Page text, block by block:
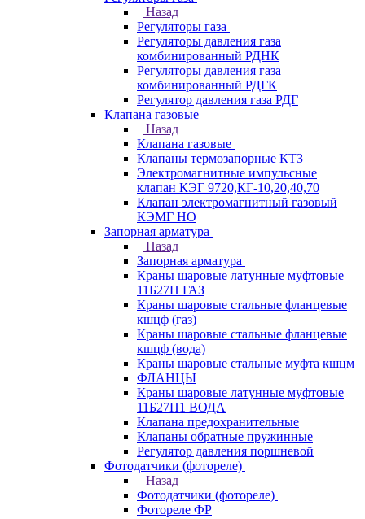
Назад
Регуляторы газа
Регуляторы давления газа
комбинированный РДНК
Регуляторы давления газа
комбинированный РДГК
Регулятор давления газа РДГ
Клапана газовые
Назад
Клапана газовые
Клапаны термозапорные КТЗ
Электромагнитные импульсные
клапан КЭГ 9720,КГ-10,20,40,70
Клапан электромагнитный газовый
КЭМГ НО
Запорная арматура
Назад
Запорная арматура
Краны шаровые латунные муфтовые
11Б27П ГАЗ
Краны шаровые стальные фланцевые
кшцф (газ)
Краны шаровые стальные фланцевые
кшцф (вода)
Краны шаровые стальные муфта кшцм
ФЛАНЦЫ
Краны шаровые латунные муфтовые
11Б27П1 ВОДА
Клапана предохранительные
Клапаны обратные пружинные
Регулятор давления поршневой
Фотодатчики (фотореле)
Назад
Фотодатчики (фотореле)
Фотореле ФР